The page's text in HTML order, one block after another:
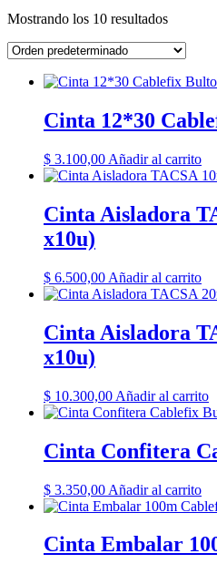
Mostrando los 10 resultados
Cinta 12*30
$ 3.100,00 Añadir al carrito
Cinta Aisladora
x10u)
$ 6.500,00 Añadir al carrito
Cinta Aisladora
x10u)
$ 10.300,00 Añadir al carrito
Cinta Confitera
$ 3.350,00 Añadir al carrito
Cinta Embalar